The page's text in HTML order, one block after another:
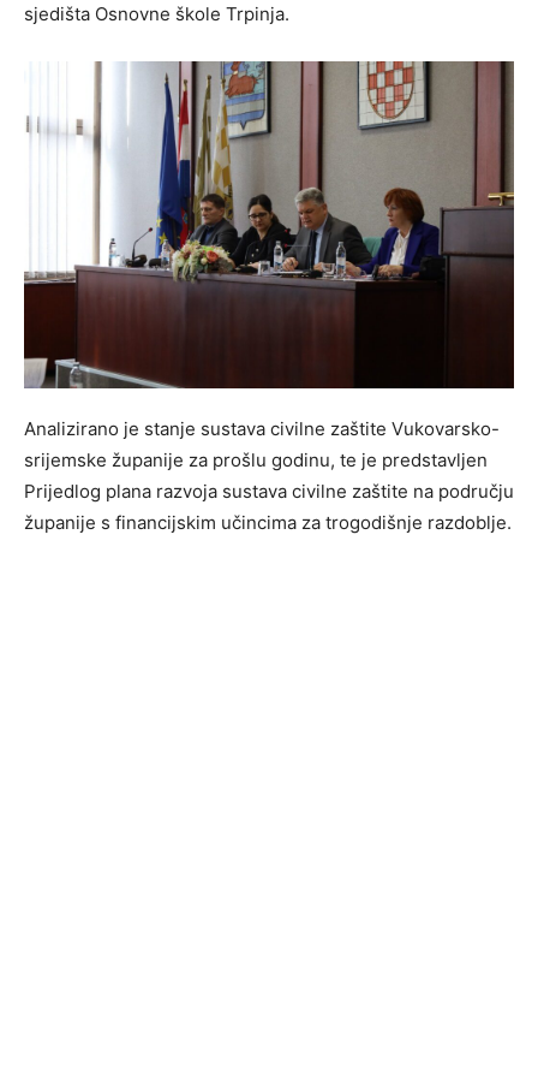
sjedišta Osnovne škole Trpinja.
Analizirano je stanje sustava civilne zaštite Vukovarsko-
srijemske županije za prošlu godinu, te je predstavljen
Prijedlog plana razvoja sustava civilne zaštite na području
županije s financijskim učincima za trogodišnje razdoblje.